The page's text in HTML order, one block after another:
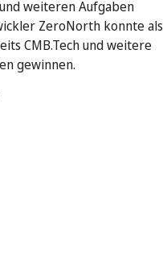
weiteren Aufgaben
ZeroNorth konnte als
CMB.Tech und weitere
gewinnen.